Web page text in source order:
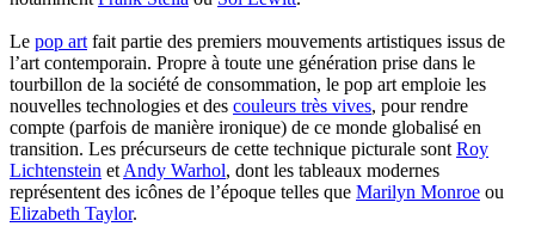
Le pop artfait partie des premiers mouvements artistiques issus de
l’art contemporain. Propre à toute une génération prise dans le
tourbillon de la société de consommation, le pop art emploie les
nouvelles technologies et des couleurs très vives, pour rendre
compte (parfois de manière ironique) de ce monde globalisé en
transition. Les précurseurs de cette technique picturale sontRoy
Lichtenstein etAndy Warhol, dont les tableaux modernes
représentent des icônes de l’époque telles que Marilyn Monroe ou
Elizabeth Taylor.